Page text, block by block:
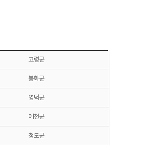
고령군
봉화군
영덕군
예천군
청도군